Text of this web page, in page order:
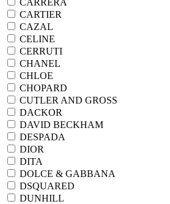
CARTIER
CAZAL
CELINE
CERRUTI
CHANEL
CHLOE
CHOPARD
CUTLER AND GROSS
DACKOR
DAVID BECKHAM
DESPADA
DIOR
DITA
DOLCE & GABBANA
DSQUARED
DUNHILL